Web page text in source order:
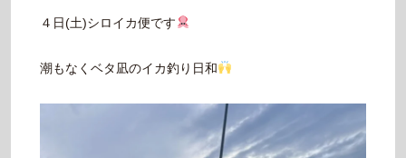
４日(土)シロイカ便です
潮もなくベタ凪のイカ釣り日和